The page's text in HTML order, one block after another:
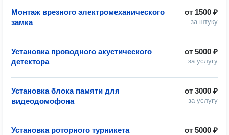
от 1500 ₽
за штуку
Монтаж врезного электромеханического
замка
от 5000 ₽
за услугу
Установка проводного акустического
детектора
от 3000 ₽
за услугу
Установка блока памяти для
видеодомофона
от 5000 ₽
Установка роторного турникета